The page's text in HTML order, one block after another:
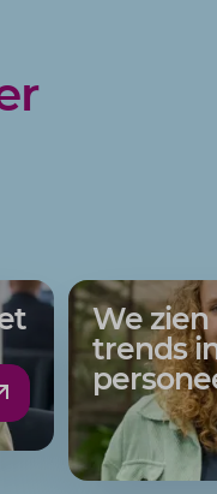
We
trends